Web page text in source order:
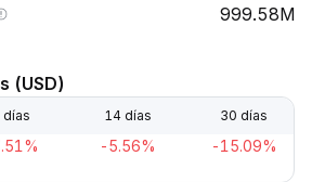
999.58M
(USD)
días 14 días 30 días
-5.56% -15.09%